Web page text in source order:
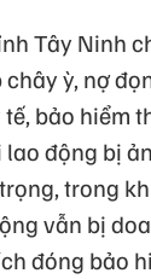
Tây Ninh
ỳ, nợ
bảo hiểm
động bị
trong
vẫn bị
đóng bảo